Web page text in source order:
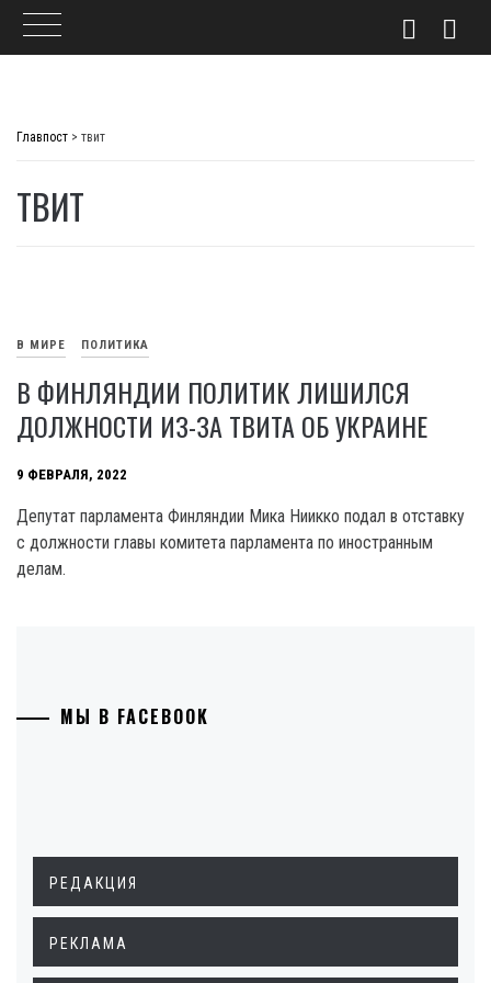
Главпост > твит
ТВИТ
В МИРЕ ПОЛИТИКА
В ФИНЛЯНДИИ ПОЛИТИК ЛИШИЛСЯ
ДОЛЖНОСТИ ИЗ-ЗА ТВИТА ОБ УКРАИНЕ
9 ФЕВРАЛЯ, 2022
Депутат парламента Финляндии Мика Ниикко подал в отставку
с должности главы комитета парламента по иностранным
делам.
МЫ В FACEBOOK
РЕДАКЦИЯ
РЕКЛАМА